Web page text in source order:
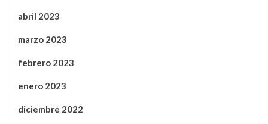
abril 2023
marzo 2023
febrero 2023
enero 2023
diciembre 2022